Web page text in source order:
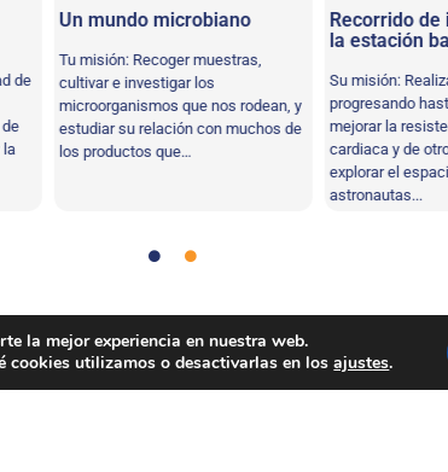
de
Un mundo microbiano
Tu misión: Recoger muestras,
cultivar e investigar los
microorganismos que nos rodean, y
estudiar su relación con muchos de
los productos que…
Recorrido de
la estación
Su misión:
progresando
mejorar la
cardiaca y de
explorar el
astronautas...
la mejor experiencia en nuestra web.
cookies utilizamos o desactivarlas en losajustes.